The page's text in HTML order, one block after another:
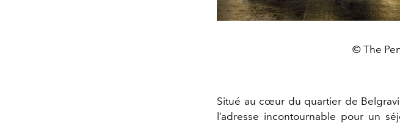
© The
Situé au cœur du quartier de
l’adresse incontournable pour un